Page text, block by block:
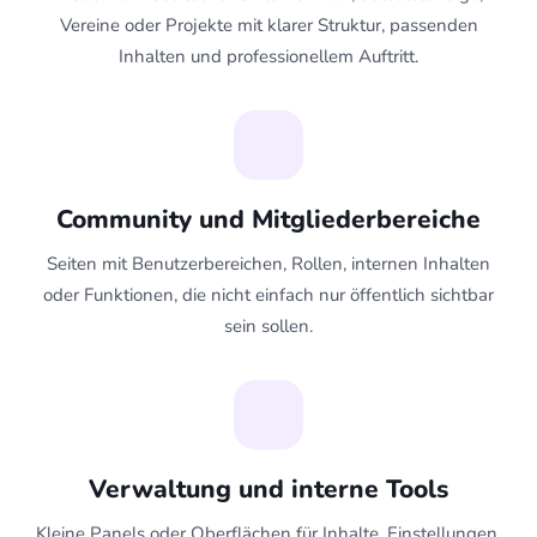
Vereine oder Projekte mit klarer Struktur, passenden
Inhalten und professionellem Auftritt.
Community und Mitgliederbereiche
Seiten mit Benutzerbereichen, Rollen, internen Inhalten
oder Funktionen, die nicht einfach nur öffentlich sichtbar
sein sollen.
Verwaltung und interne Tools